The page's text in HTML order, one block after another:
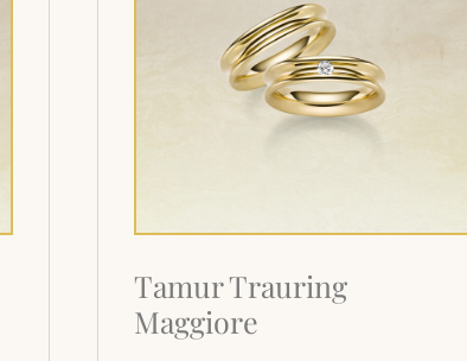
Tamur Trauring
Maggiore